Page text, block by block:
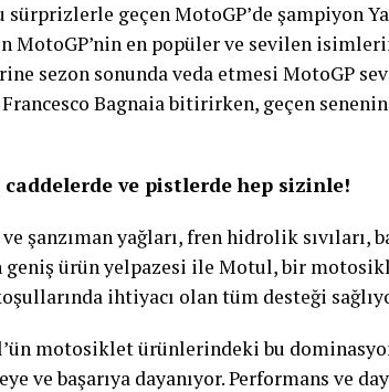
sürprizlerle geçen MotoGP’de şampiyon
MotoGP’nin en popüler ve sevilen
sezon sonunda veda etmesi MotoGP
Bagnaia bitirirken, geçen
ve pistlerde hep sizinle!
şanzıman yağları, fren hidrolik sıvıları,
geniş ürün yelpazesi ile Motul, bir
ihtiyacı olan tüm desteği
motosiklet ürünlerindeki bu
ve başarıya dayanıyor. Performans ve